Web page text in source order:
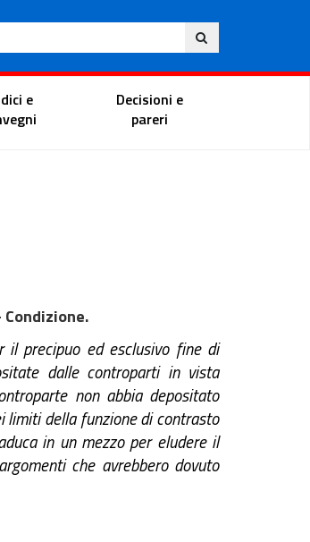
Ita
del magistrato
e
Decisioni e
pareri
il precipuo ed esclusivo fine di
dalle controparti in vista
non abbia depositato
limiti della funzione di contrasto
in un mezzo per eludere il
che avrebbero dovuto